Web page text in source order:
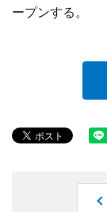
ープンする。